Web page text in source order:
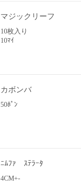
マジックリーフ
10枚入り
10ﾏｲ
カボンバ
50ﾎﾟﾝ
ﾆﾑﾌｧ ｽﾃﾗｰﾀ
4CM+-